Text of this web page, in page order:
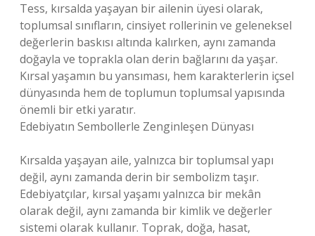
Tess, kırsalda yaşayan bir ailenin üyesi olarak,
toplumsal sınıfların, cinsiyet rollerinin ve geleneksel
değerlerin baskısı altında kalırken, aynı zamanda
doğayla ve toprakla olan derin bağlarını da yaşar.
Kırsal yaşamın bu yansıması, hem karakterlerin içsel
dünyasında hem de toplumun toplumsal yapısında
önemli bir etki yaratır.
Edebiyatın Sembollerle Zenginleşen Dünyası
Kırsalda yaşayan aile, yalnızca bir toplumsal yapı
değil, aynı zamanda derin bir sembolizm taşır.
Edebiyatçılar, kırsal yaşamı yalnızca bir mekân
olarak değil, aynı zamanda bir kimlik ve değerler
sistemi olarak kullanır. Toprak, doğa, hasat,